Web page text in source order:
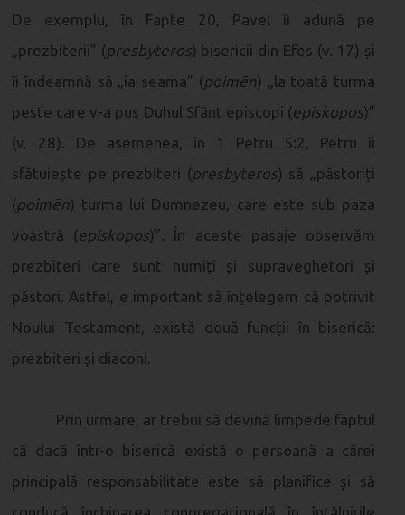
De exemplu, în Fapte 20, Pavel îi adună pe
„prezbiterii” (presbyteros) bisericii din Efes (v. 17) și
îi îndeamnă să „ia seama” (poimēn) „la toată turma
peste care v-a pus Duhul Sfânt episcopi (episkopos)”
(v. 28). De asemenea, în 1 Petru 5:2, Petru îi
sfătuiește pe prezbiteri (presbyteros) să „păstoriți
(poimēn) turma lui Dumnezeu, care este sub paza
voastră (episkopos)”. În aceste pasaje observăm
prezbiteri care sunt numiți și supraveghetori și
păstori. Astfel, e important să înțelegem că potrivit
Noului Testament, există două funcții în biserică:
prezbiteri și diaconi.
Prin urmare, ar trebui să devină limpede faptul
că dacă într-o biserică există o persoană a cărei
principală responsabilitate este să planifice și să